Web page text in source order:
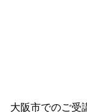
大阪市でのご受